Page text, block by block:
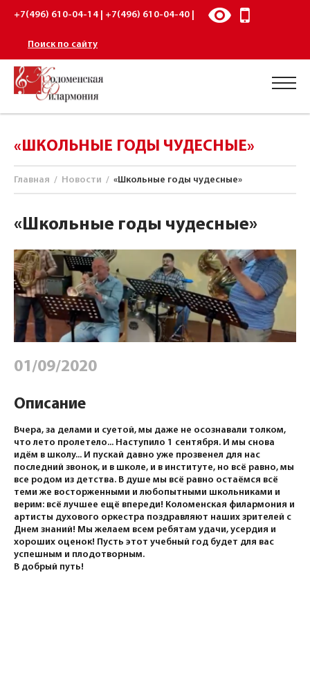
+7(496) 610-04-14 | +7(496) 610-04-40 |
Поиск по сайту
«ШКОЛЬНЫЕ ГОДЫ ЧУДЕСНЫЕ»
Главная / Новости / «Школьные годы чудесные»
«Школьные годы чудесные»
01/09/2020
Описание
Вчера, за делами и суетой, мы даже не осознавали толком,
что лето пролетело... Наступило 1 сентября. И мы снова
идём в школу... И пускай давно уже прозвенел для нас
последний звонок, и в школе, и в институте, но всё равно, мы
все родом из детства. В душе мы всё равно остаёмся всё
теми же восторженными и любопытными школьниками и
верим: всё лучшее ещё впереди! Коломенская филармония и
артисты духового оркестра поздравляют наших зрителей с
Днем знаний! Мы желаем всем ребятам удачи, усердия и
хороших оценок! Пусть этот учебный год будет для вас
успешным и плодотворным.
В добрый путь!